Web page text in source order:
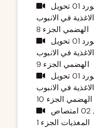
المورد 01 تحويل
الاغذية في الانبوب
الهضمي الجزء 8
المورد 01 تحويل
الاغذية في الانبوب
الهضمي الجزء 9
المورد 01 تحويل
الاغذية في الانبوب
الهضمي الجزء 10
المورد 02 امتصاص
المغذيات الجزء 1